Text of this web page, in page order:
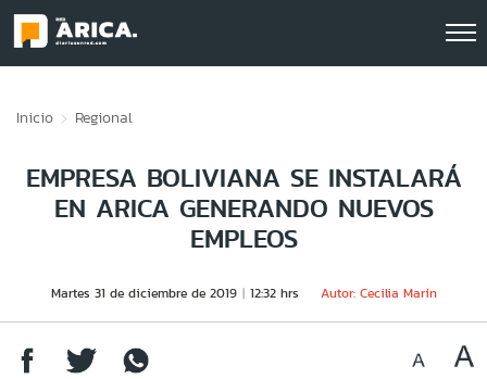
Inicio Regional
EMPRESA BOLIVIANA SE INSTALARÁ
EN ARICA GENERANDO NUEVOS
EMPLEOS
Martes 31 de diciembre de 2019 12:32 hrs Autor: Cecilia Marín